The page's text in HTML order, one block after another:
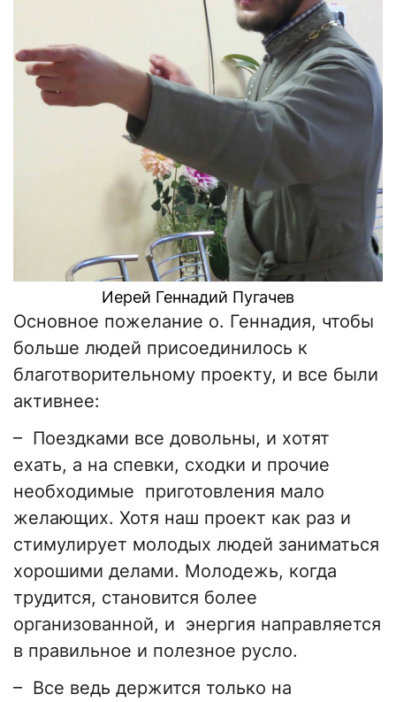
Иерей Геннадий Пугачев
Основное пожелание о. Геннадия, чтобы
больше людей присоединилось к
благотворительному проекту, и все были
активнее:
– Поездками все довольны, и хотят
ехать, а на спевки, сходки и прочие
необходимые приготовления мало
желающих. Хотя наш проект как раз и
стимулирует молодых людей заниматься
хорошими делами. Молодежь, когда
трудится, становится более
организованной, и энергия направляется
в правильное и полезное русло.
– Все ведь держится только на